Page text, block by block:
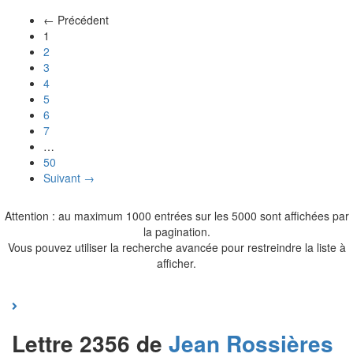
← Précédent
1
2
3
4
5
6
7
…
50
Suivant →
Attention : au maximum 1000 entrées sur les 5000 sont affichées par
la pagination.
Vous pouvez utiliser la recherche avancée pour restreindre la liste à
afficher.
Lettre 2356 de Jean Rossières